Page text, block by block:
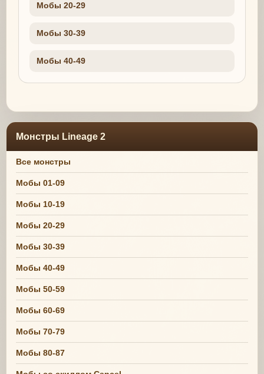
Мобы 20-29
Мобы 30-39
Мобы 40-49
Монстры Lineage 2
Все монстры
Мобы 01-09
Мобы 10-19
Мобы 20-29
Мобы 30-39
Мобы 40-49
Мобы 50-59
Мобы 60-69
Мобы 70-79
Мобы 80-87